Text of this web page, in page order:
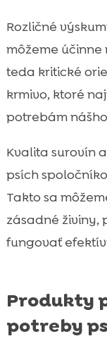
Rozličné
môžeme účinne
teda kritické
krmivo, ktoré
potrebám
Kvalita surovín
psích
Takto sa
zásadné živiny,
fungovať
Produkty
potreby